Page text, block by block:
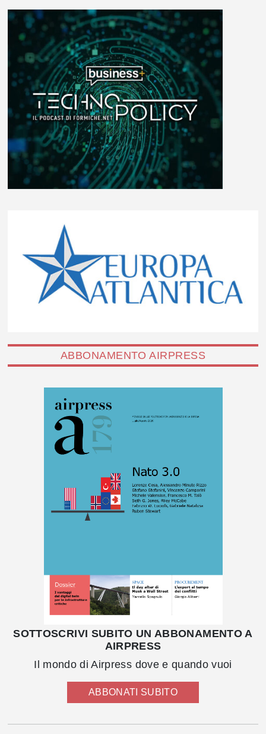
ABBONAMENTO AIRPRESS
SOTTOSCRIVI SUBITO UN ABBONAMENTO A
AIRPRESS
Il mondo di Airpress dove e quando vuoi
ABBONATI SUBITO